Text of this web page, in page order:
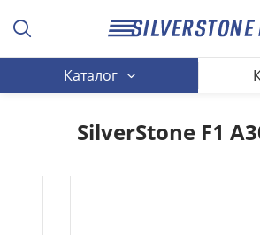
Каталог
SilverStone F1